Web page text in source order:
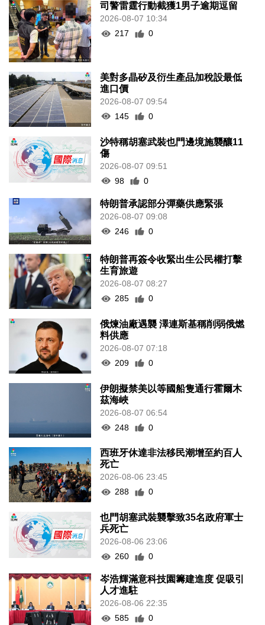
司警雷霆行動截獲1男子逾期逗留
2026-08-07 10:34
217
0
美對多晶矽及衍生產品加稅設最低
進口價
2026-08-07 09:54
145
0
沙特稱胡塞武裝也門邊境施襲釀11
傷
2026-08-07 09:51
98
0
特朗普承認部分彈藥供應緊張
2026-08-07 09:08
246
0
特朗普再簽令收緊出生公民權打擊
生育旅遊
2026-08-07 08:27
285
0
俄煉油廠遇襲 澤連斯基稱削弱俄燃
料供應
2026-08-07 07:18
209
0
伊朗擬禁美以等國船隻通行霍爾木
茲海峽
2026-08-07 06:54
248
0
西班牙休達非法移民潮增至約百人
死亡
2026-08-06 23:45
288
0
也門胡塞武裝襲擊致35名政府軍士
兵死亡
2026-08-06 23:06
260
0
岑浩輝滿意科技園籌建進度 促吸引
人才進駐
2026-08-06 22:35
585
0